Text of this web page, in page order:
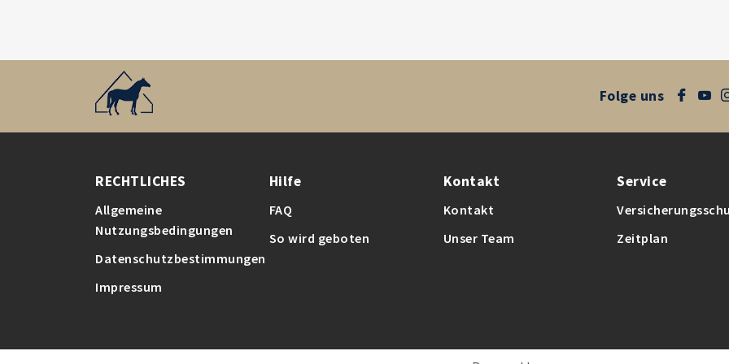
Folge uns
RECHTLICHES
Allgemeine
Nutzungsbedingungen
Datenschutzbestimmungen
Impressum
Hilfe
FAQ
So wird geboten
Kontakt
Kontakt
Unser Team
Service
Zeitplan